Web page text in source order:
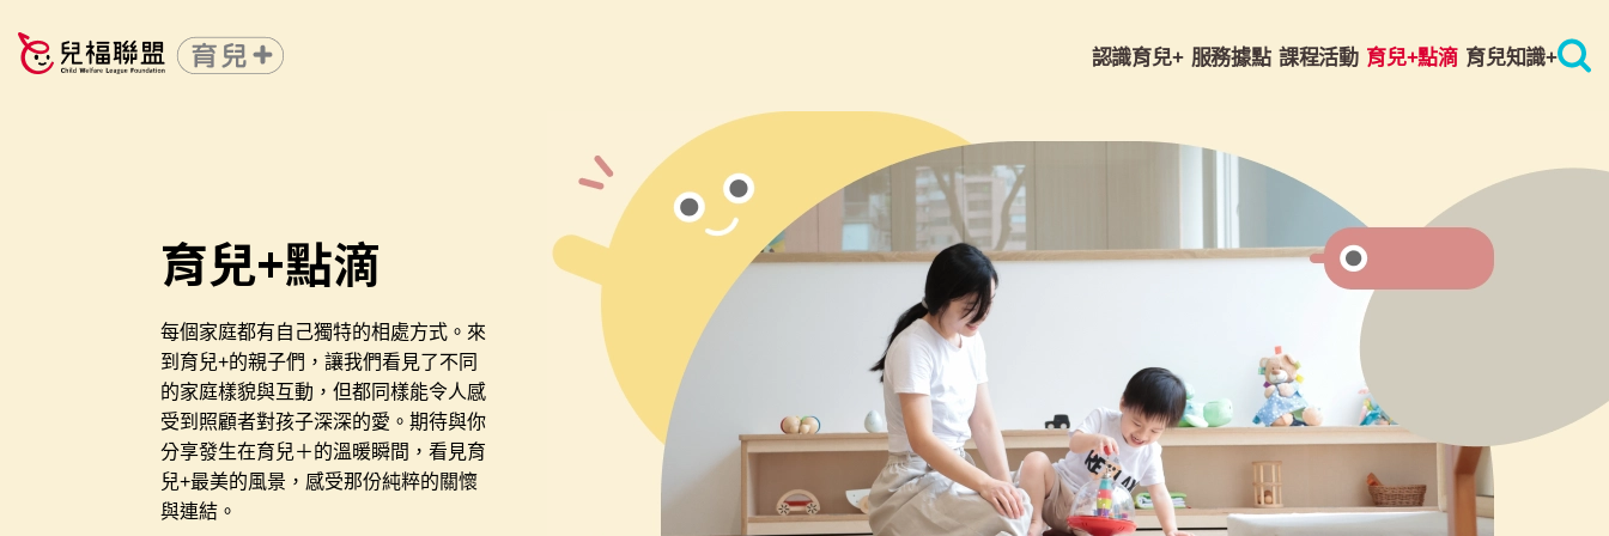
認識育兒+ 服務據點 課程活動 育兒+點滴 育兒知識+
育兒+點滴
每個家庭都有自己獨特的相處方式。來
到育兒+的親子們，讓我們看見了不同
的家庭樣貌與互動，但都同樣能令人感
受到照顧者對孩子深深的愛。期待與你
分享發生在育兒＋的溫暖瞬間，看見育
兒+最美的風景，感受那份純粹的關懷
與連結。